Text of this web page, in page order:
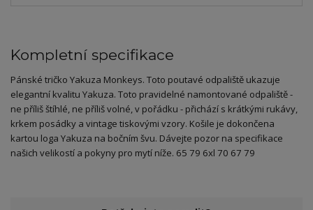
Kompletní specifikace
Pánské tričko Yakuza Monkeys. Toto poutavé odpaliště ukazuje
elegantní kvalitu Yakuza. Toto pravidelné namontované odpaliště -
ne příliš štíhlé, ne příliš volné, v pořádku - přichází s krátkými rukávy,
krkem posádky a vintage tiskovými vzory. Košile je dokončena
kartou loga Yakuza na bočním švu. Dávejte pozor na specifikace
našich velikostí a pokyny pro mytí níže. 65 79 6xl 70 67 79